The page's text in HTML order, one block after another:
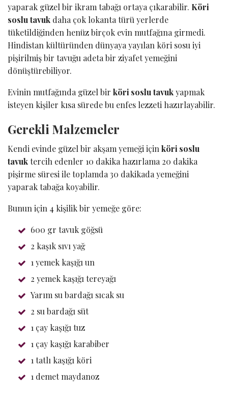
yaparak güzel bir ikram tabağı ortaya çıkarabilir. Köri
soslu tavuk daha çok lokanta türü yerlerde
tüketildiğinden henüz birçok evin mutfağına girmedi.
Hindistan kültüründen dünyaya yayılan köri sosu iyi
pişirilmiş bir tavuğu adeta bir ziyafet yemeğini
dönüştürebiliyor.
Evinin mutfağında güzel bir köri soslu tavukyapmak
isteyen kişiler kısa sürede bu enfes lezzeti hazırlayabilir.
Gerekli Malzemeler
Kendi evinde güzel bir akşam yemeği için köri soslu
tavuktercih edenler 10 dakika hazırlama 20 dakika
pişirme süresi ile toplamda 30 dakikada yemeğini
yaparak tabağa koyabilir.
Bunun için 4 kişilik bir yemeğe göre:
600 gr tavuk göğsü
2 kaşık sıvı yağ
1 yemek kaşığı un
2 yemek kaşığı tereyağı
Yarım su bardağı sıcak su
2 su bardağı süt
1 çay kaşığı tuz
1 çay kaşığı karabiber
1 tatlı kaşığı köri
1 demet maydanoz